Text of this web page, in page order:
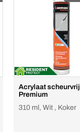
Acrylaat scheurvrij
Premium
310 ml, Wit , Koker